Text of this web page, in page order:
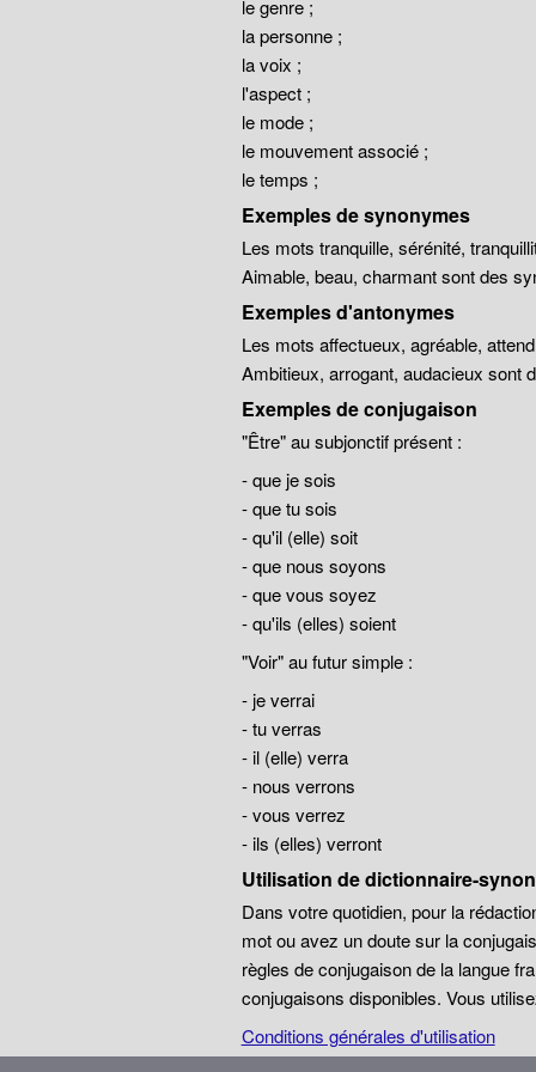
le genre ;
la personne ;
la voix ;
l'aspect ;
le mode ;
le mouvement associé ;
le temps ;
Exemples de synonymes
Les mots tranquille, sérénité,
Aimable, beau, charmant sont des
Exemples d'antonymes
Les mots affectueux, agréable,
Ambitieux, arrogant, audacieux sont
Exemples de conjugaison
"Être" au subjonctif présent :
- que je sois
- que tu sois
- qu'il (elle) soit
- que nous soyons
- que vous soyez
- qu'ils (elles) soient
"Voir" au futur simple :
- je verrai
- tu verras
- il (elle) verra
- nous verrons
- vous verrez
- ils (elles) verront
Utilisation de dictionnaire-
Dans votre quotidien, pour la
mot ou avez un doute sur la
règles de conjugaison de la langue
conjugaisons disponibles. Vous
Conditions générales d'utilisation